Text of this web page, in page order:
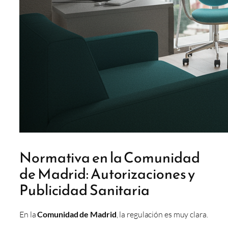
Normativa en la Comunidad
de Madrid: Autorizaciones y
Publicidad Sanitaria
En laComunidad de Madrid, la regulación es muy clara.